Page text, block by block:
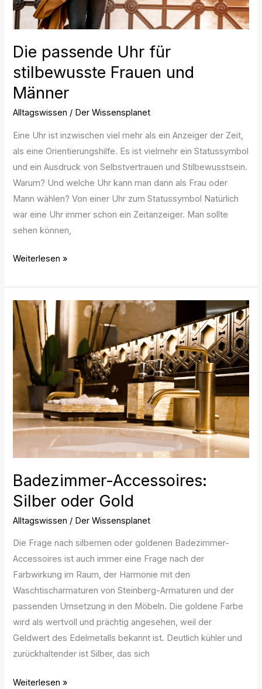
Die passende Uhr für
stilbewusste Frauen und
Männer
Alltagswissen / Der Wissensplanet
Eine Uhr ist inzwischen viel mehr als ein Anzeiger der Zeit,
als eine Orientierungshilfe. Es ist vielmehr ein Statussymbol
und ein Ausdruck von Selbstvertrauen und Stilbewusstsein.
Warum? Und welche Uhr kann man dann als Frau oder
Mann wählen? Von einer Uhr zum Statussymbol Natürlich
war eine Uhr immer schon ein Zeitanzeiger. Man sollte
sehen können,
Weiterlesen »
Badezimmer-Accessoires:
Silber oder Gold
Alltagswissen / Der Wissensplanet
Die Frage nach silbernen oder goldenen Badezimmer-
Accessoires ist auch immer eine Frage nach der
Farbwirkung im Raum, der Harmonie mit den
Waschtischarmaturen von Steinberg-Armaturen und der
passenden Umsetzung in den Möbeln. Die goldene Farbe
wird als wertvoll und prächtig angesehen, weil der
Geldwert des Edelmetalls bekannt ist. Deutlich kühler und
zurückhaltender ist Silber, das sich
Badezimmer-
Accessoires:
Silber
oder
Gold
Weiterlesen »